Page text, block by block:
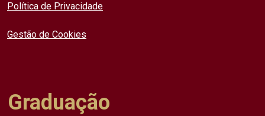
Política de Privacidade
Gestão de Cookies
Graduação